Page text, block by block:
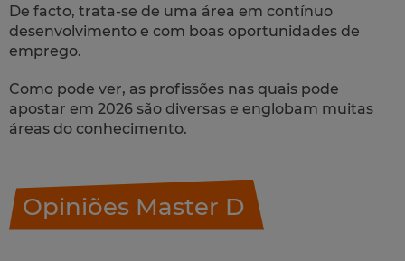
De facto, trata-se de uma área em contínuo
desenvolvimento e com boas oportunidades de
emprego.
Como pode ver, as profissões nas quais pode
apostar em 2026 são diversas e englobam muitas
áreas do conhecimento.
Opiniões Master D